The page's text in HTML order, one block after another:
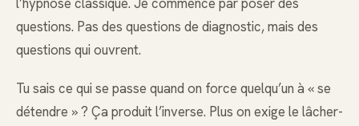
questions. Pas des questions de diagnostic, mais des
questions qui ouvrent.
Tu sais ce qui se passe quand on force quelqu’un à « se
détendre » ? Ça produit l’inverse. Plus on exige le lâcher-